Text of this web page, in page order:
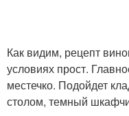
Как видим, рецепт
условиях прост.
местечко. Подойдет
столом, темный